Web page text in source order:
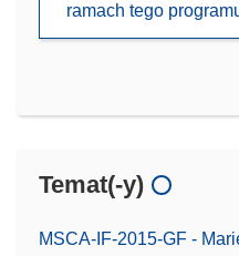
ramach tego
Temat(-y)
MSCA-IF-2015-GF -